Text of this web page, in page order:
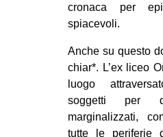
cronaca per
spiacevoli.
Anche su questo
chiar*. L’ex liceo
luogo
soggetti per
marginalizzati,
tutte le periferie